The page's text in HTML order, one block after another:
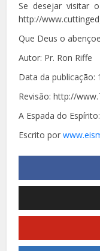
Se desejar visitar
http://
Que Deus o
Autor: Pr. Ron Riffe
Data da publicação:
Revisão: http://
A Espada do
Escrito por